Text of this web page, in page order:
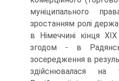
муніципального
зростанням ролі
в Німеччині кінця
згодом - в
зосередження в
здійснювалася на